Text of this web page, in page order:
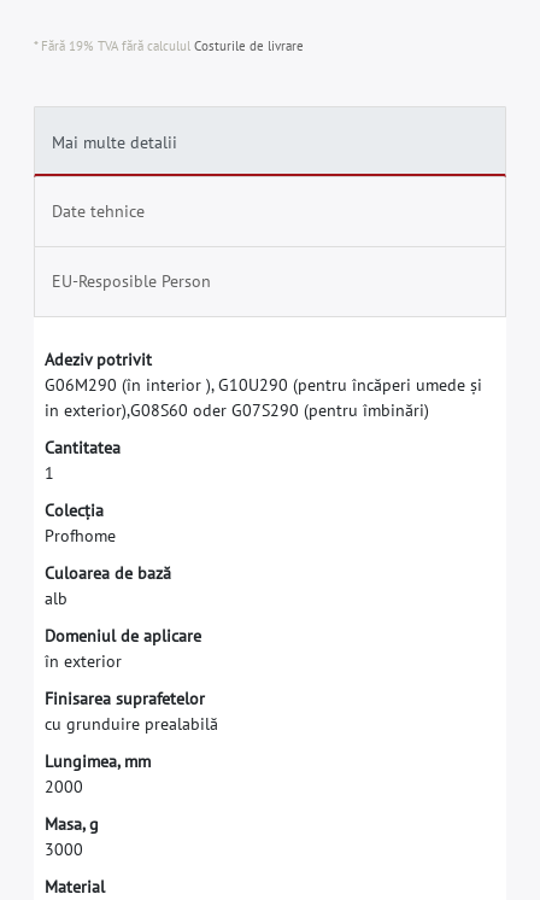
* Fără 19% TVA fără calculul Costurile de livrare
Mai multe detalii
Date tehnice
EU-Resposible Person
Adeziv potrivit
G06M290 (în interior ), G10U290 (pentru încăperi umede și
in exterior),G08S60 oder G07S290 (pentru îmbinări)
Cantitatea
1
Colecția
Profhome
Culoarea de bază
alb
Domeniul de aplicare
în exterior
Finisarea suprafetelor
cu grunduire prealabilă
Lungimea, mm
2000
Masa, g
3000
Material